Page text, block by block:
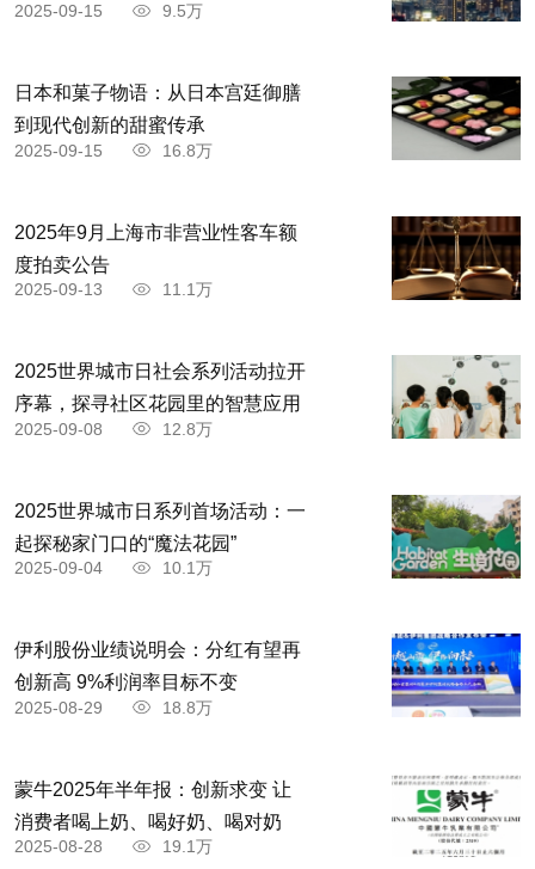
2025-09-15 9.5万
日本和菓子物语：从日本宫廷御膳
到现代创新的甜蜜传承
2025-09-15 16.8万
2025年9月上海市非营业性客车额
度拍卖公告
2025-09-13 11.1万
2025世界城市日社会系列活动拉开
序幕，探寻社区花园里的智慧应用
2025-09-08 12.8万
2025世界城市日系列首场活动：一
起探秘家门口的“魔法花园”
2025-09-04 10.1万
伊利股份业绩说明会：分红有望再
创新高 9%利润率目标不变
2025-08-29 18.8万
蒙牛2025年半年报：创新求变 让
消费者喝上奶、喝好奶、喝对奶
2025-08-28 19.1万